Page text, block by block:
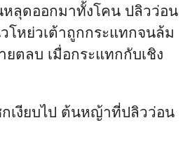
ลุดออกมาทั้งโคน ปลิวว่อน
โหย่วเต้าถูกกระแทกจนล้ม
ตลบ เมื่อกระแทกกับเชิง
กเงียบไป ต้นหญ้าที่ปลิวว่อน